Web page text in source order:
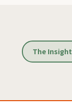
The Insight